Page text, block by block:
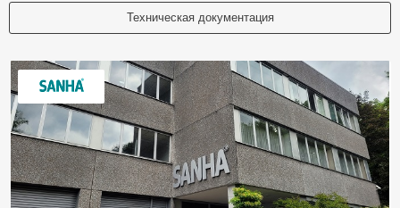
Техническая документация